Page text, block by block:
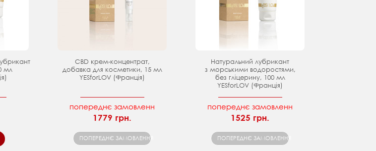
мл
CBD крем-концентрат,
добавка для косметики, 15 мл
YESforLOV (Франція)
попереднє замовленн
1779 грн.
ПОПЕРЕДНЄ ЗАМОВЛЕННЯ
Натуральний лубрикант
з морськими водоростями,
без гліцерину, 100 мл
YESforLOV (Франція)
попереднє замовленн
1525 грн.
ПОПЕРЕДНЄ ЗАМОВЛЕННЯ